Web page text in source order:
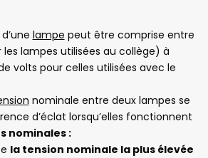
lampe peut être comprise entre
lampes utilisées au collège) à
volts pour celles utilisées avec le
nominale entre deux lampes se
d’éclat lorsqu’elles fonctionnent
nominales :
la tension nominale la plus élevée